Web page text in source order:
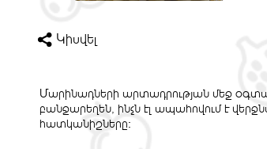
Կիսվել
Մարինադների արտադրության մեջ
բանջարեղեն, ինչն էլ ապահովում է
հատկանիշները։